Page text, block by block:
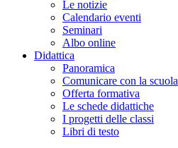
Le notizie
Calendario eventi
Seminari
Albo online
Didattica
Panoramica
Comunicare con la scuola
Offerta formativa
Le schede didattiche
I progetti delle classi
Libri di testo